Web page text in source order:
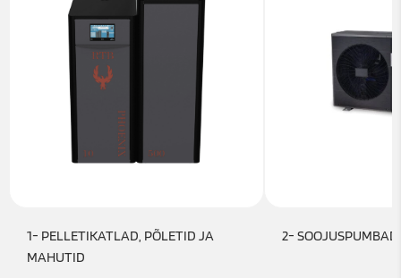
1- PELLETIKATLAD, PÕLETID JA
MAHUTID
2- SOOJUSPUMBAD